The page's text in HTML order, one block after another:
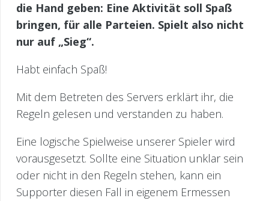
die Hand geben: Eine Aktivität soll Spaß
bringen, für alle Parteien. Spielt also nicht
nur auf „Sieg“.
Habt einfach Spaß!
Mit dem Betreten des Servers erklärt ihr, die
Regeln gelesen und verstanden zu haben.
Eine logische Spielweise unserer Spieler wird
vorausgesetzt. Sollte eine Situation unklar sein
oder nicht in den Regeln stehen, kann ein
Supporter diesen Fall in eigenem Ermessen